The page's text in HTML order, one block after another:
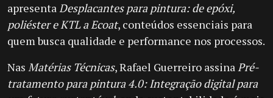
apresentaDesplacantes para pintura: de epóxi,
poliéster e KTL a Ecoat, conteúdos essenciais para
quem busca qualidade e performance nos processos.
Nas Matérias Técnicas, Rafael Guerreiro assinaPré-
tratamento para pintura 4.0: Integração digital para